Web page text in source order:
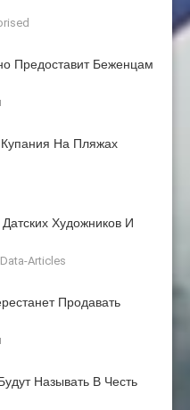
Предоставит Беженцам
На Пляжах
Художников И
Articles
Продавать
Называть В Честь